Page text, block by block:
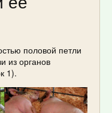
половой петли
из органов
1).